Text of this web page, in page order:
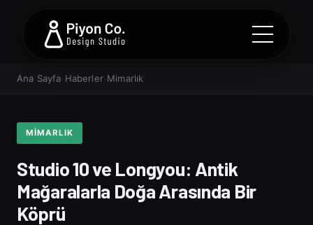
Ana Sayfa Haberler› Mimarlık
MIMARLIK
Studio 10 ve Longyou: Antik
Mağaralarla Doğa Arasında Bir
Köprü